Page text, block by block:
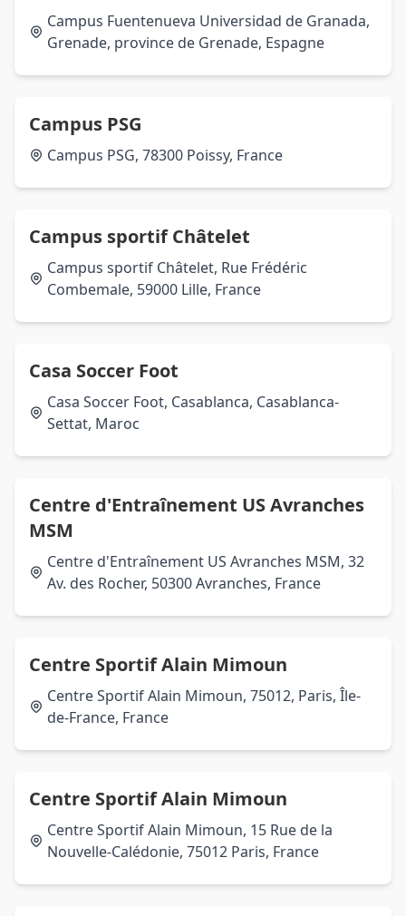
Campus Fuentenueva Universidad de Granada,
Grenade, province de Grenade, Espagne
Campus PSG
Campus PSG, 78300 Poissy, France
Campus sportif Châtelet
Campus sportif Châtelet, Rue Frédéric
Combemale, 59000 Lille, France
Casa Soccer Foot
Casa Soccer Foot, Casablanca, Casablanca-
Settat, Maroc
Centre d'Entraînement US Avranches
MSM
Centre d'Entraînement US Avranches MSM, 32
Av. des Rocher, 50300 Avranches, France
Centre Sportif Alain Mimoun
Centre Sportif Alain Mimoun, 75012, Paris, Île-
de-France, France
Centre Sportif Alain Mimoun
Centre Sportif Alain Mimoun, 15 Rue de la
Nouvelle-Calédonie, 75012 Paris, France